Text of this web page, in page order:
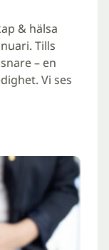
& hälsa
Tills
– en
Vi ses